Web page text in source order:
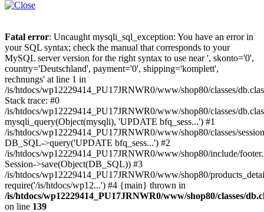
Fatal error: Uncaught mysqli_sql_exception: You have an error in
your SQL syntax; check the manual that corresponds to your
MySQL server version for the right syntax to use near ', skonto='0',
country='Deutschland', payment='0', shipping='komplett',
rechnungs' at line 1 in
/is/htdocs/wp12229414_PU17JRNWR0/www/shop80/classes/
Stack trace: #0
/is/htdocs/wp12229414_PU17JRNWR0/www/shop80/classes/
mysqli_query(Object(mysqli), 'UPDATE bfq_sess...') #1
/is/htdocs/wp12229414_PU17JRNWR0/www/shop80/classes/
DB_SQL->query('UPDATE bfq_sess...') #2
/is/htdocs/wp12229414_PU17JRNWR0/www/shop80/include/
Session->save(Object(DB_SQL)) #3
/is/htdocs/wp12229414_PU17JRNWR0/www/shop80/
require('/is/htdocs/wp12...') #4 {main} thrown in
/is/htdocs/wp12229414_PU17JRNWR0/www/shop80/classes/
on line 139